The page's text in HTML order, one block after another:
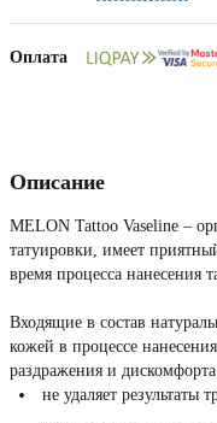
Оплата
Описание
MELON Tattoo Vaseline –
татуировки, имеет
время процесса нанесения
Входящие в состав
кожей в процессе
раздражения и
не удаляет результаты